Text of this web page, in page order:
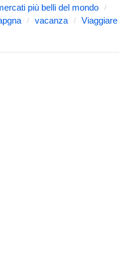
più belli del mondo
vacanza
Viaggiare